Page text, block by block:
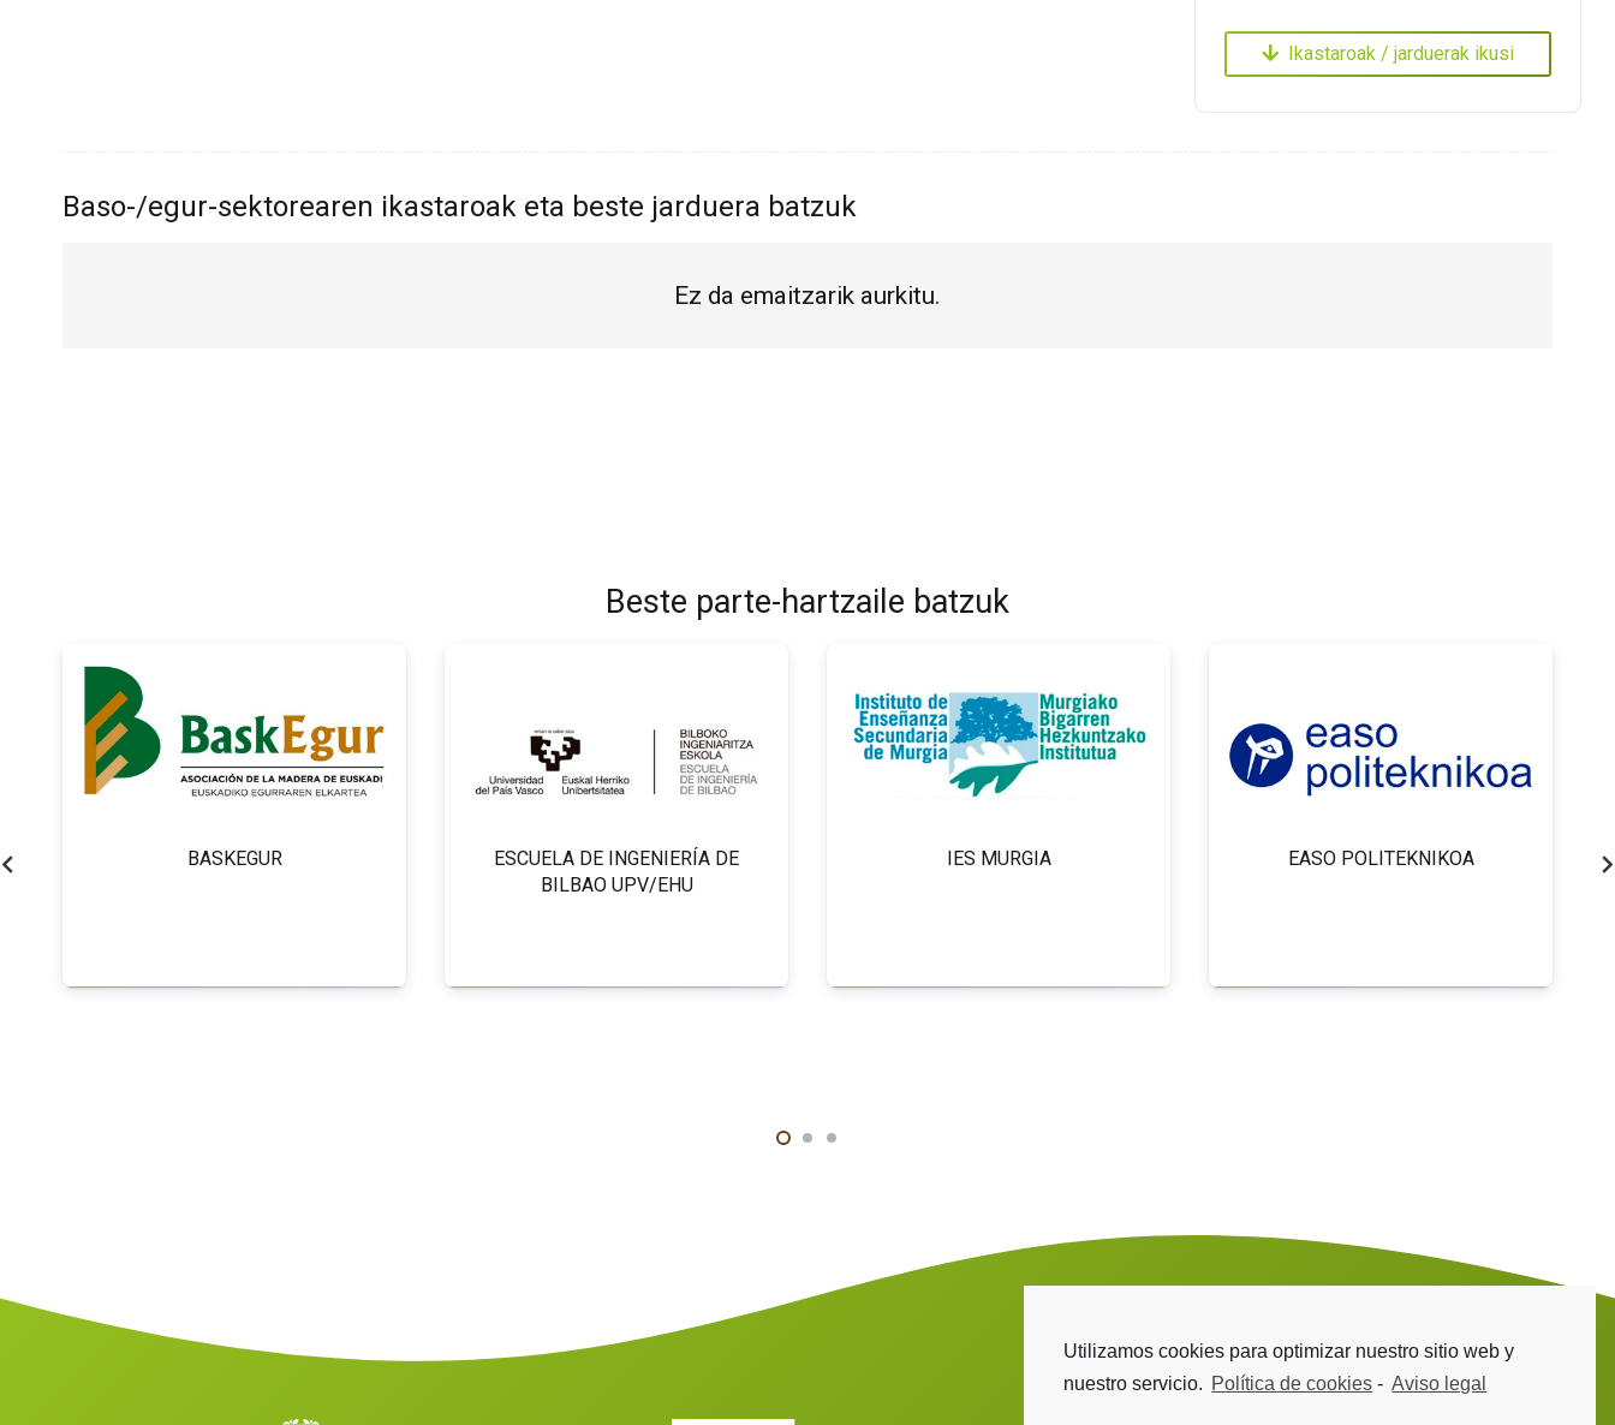
Ikastaroak / jarduerak ikusi
Baso-/egur-sektorearen ikastaroak eta beste jarduera batzuk
Ez da emaitzarik aurkitu.
Beste parte-hartzaile batzuk
BASKEGUR
ESCUELA DE INGENIERÍA DE
BILBAO UPV/EHU
IES MURGIA EASO POLITEKNIKOA
Utilizamos cookies para optimizar nuestro sitio web y
nuestro servicio. Política de cookies - Aviso legal